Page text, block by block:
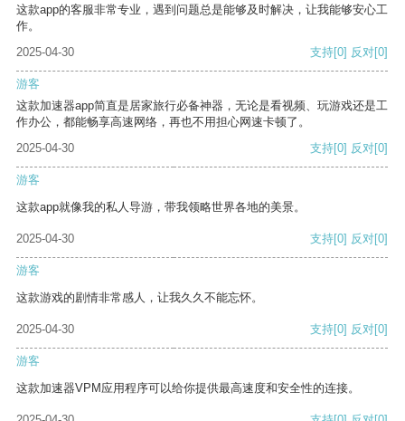
这款app的客服非常专业，遇到问题总是能够及时解决，让我能够安心工
作。
2025-04-30
支持[0] 反对[0]
游客
这款加速器app简直是居家旅行必备神器，无论是看视频、玩游戏还是工
作办公，都能畅享高速网络，再也不用担心网速卡顿了。
2025-04-30
支持[0] 反对[0]
游客
这款app就像我的私人导游，带我领略世界各地的美景。
2025-04-30 支持[0] 反对[0]
游客
这款游戏的剧情非常感人，让我久久不能忘怀。
2025-04-30 支持[0] 反对[0]
游客
这款加速器VPM应用程序可以给你提供最高速度和安全性的连接。